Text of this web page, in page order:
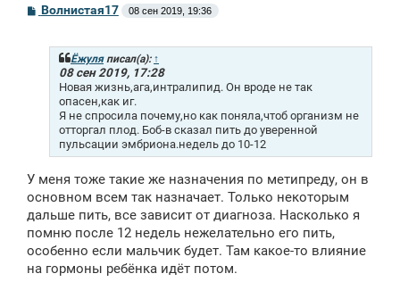
С
о
Волнистая17 08 сен 2019, 19:36
Ёжуляписал(а): ↑
08 сен 2019, 17:28
Новая жизнь,ага,интралипид. Он вроде не так
опасен,как иг.
Я не спросила почему,но как поняла,чтоб организм не
отторгал плод. Боб-в сказал пить до уверенной
пульсации эмбриона.недель до 10-12
У меня тоже такие же назначения по метипреду, он в
основном всем так назначает. Только некоторым
дальше пить, все зависит от диагноза. Насколько я
помню после 12 недель нежелательно его пить,
особенно если мальчик будет. Там какое-то влияние
на гормоны ребёнка идёт потом.